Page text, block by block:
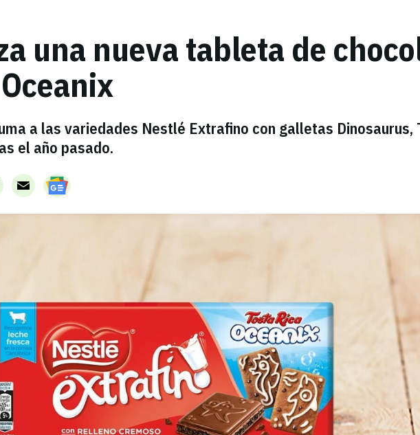
una nueva tableta de
a las variedades Nestlé Extrafino con galletas Dinosaurus,
el año pasado.
Copy
Link
Email